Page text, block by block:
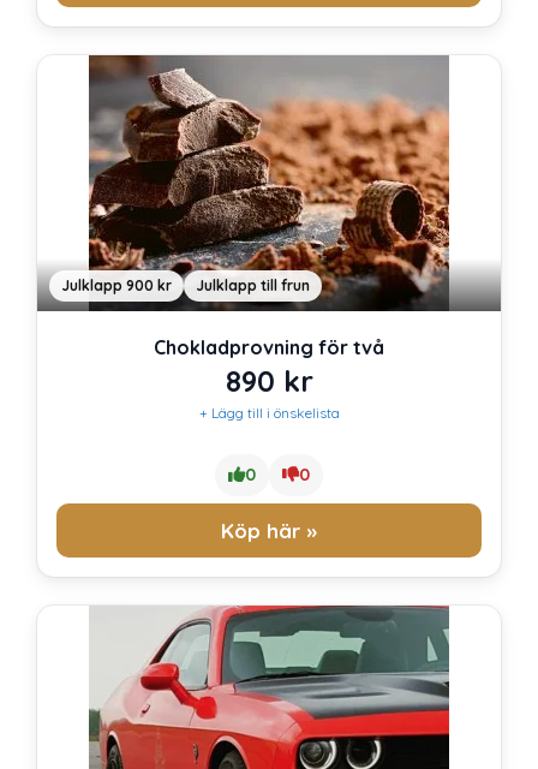
Julklapp 900 kr Julklapp till frun
Chokladprovning för två
890 kr
+ Lägg till i önskelista
0 0
Köp här »